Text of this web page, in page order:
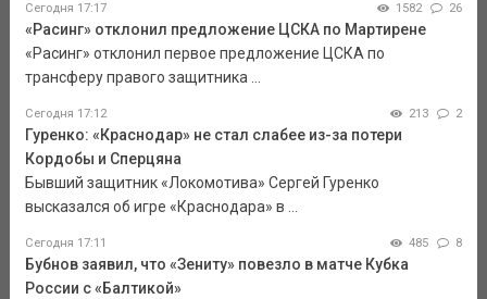
Сегодня 17:17 1582 26
«Расинг» отклонил предложение ЦСКА по Мартирене
«Расинг» отклонил первое предложение ЦСКА по
трансферу правого защитника ...
Сегодня 17:12 213 2
Гуренко: «Краснодар» не стал слабее из-за потери
Кордобы и Сперцяна
Бывший защитник «Локомотива» Сергей Гуренко
высказался об игре «Краснодара» в ...
Сегодня 17:11 485 8
Бубнов заявил, что «Зениту» повезло в матче Кубка
России с «Балтикой»